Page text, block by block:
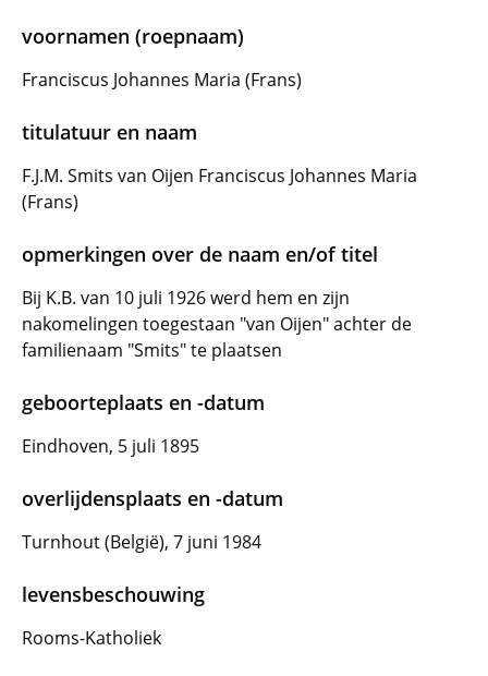
voornamen (roepnaam)
Franciscus Johannes Maria (Frans)
titulatuur en naam
F.J.M. Smits van Oijen Franciscus Johannes Maria
(Frans)
opmerkingen over de naam en/of titel
Bij K.B. van 10 juli 1926 werd hem en zijn
nakomelingen toegestaan "van Oijen" achter de
familienaam "Smits" te plaatsen
geboorteplaats en -datum
Eindhoven, 5 juli 1895
overlijdensplaats en -datum
Turnhout (België), 7 juni 1984
levensbeschouwing
Rooms-Katholiek